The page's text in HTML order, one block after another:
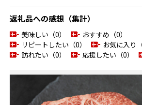
返礼品への感想（集計）
美味しい（0）
おすすめ（0）
リピートしたい（0）
お気に入り（
訪れたい（0）
応援したい（0）